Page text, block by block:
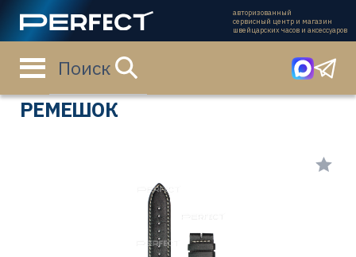
авторизованный
сервисный центр и магазин
швейцарских часов и аксессуаров
Поиск
Главная страница Каталог
РЕМЕШОК